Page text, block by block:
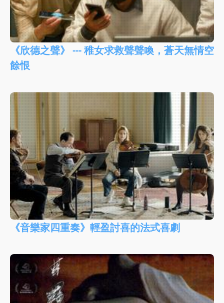
《欣德之聲》 --- 稚女求救聲聲喚，蒼天無情空
餘恨
《音樂家四重奏》輕盈討喜的法式喜劇